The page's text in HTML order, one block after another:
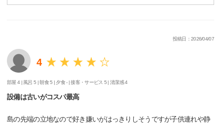
投稿日：2026/04/07
4
部屋 4 | 風呂 5 |朝食 5 | 夕食 - |接客・サービス 5 |清潔感 4
設備は古いがコスパ最高
島の先端の立地なので好き嫌いがはっきりしそうですが子供連れや静